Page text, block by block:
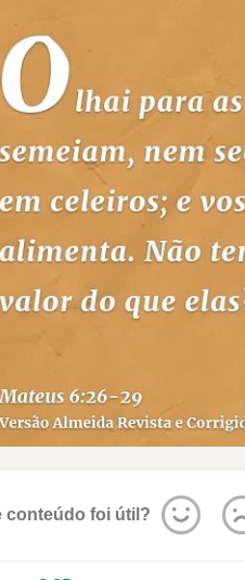
conteúdo foi útil?